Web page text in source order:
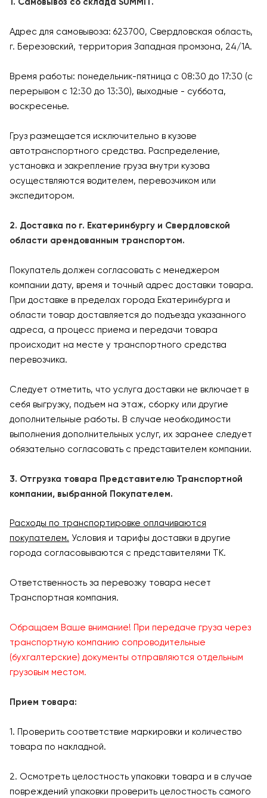
Адрес для самовывоза: 623700, Свердловская область,
г. Березовский, территория Западная промзона, 24/1А.
Время работы: понедельник-пятница с 08:30 до 17:30 (с
перерывом с 12:30 до 13:30), выходные - суббота,
воскресенье.
Груз размещается исключительно в кузове
автотранспортного средства. Распределение,
установка и закрепление груза внутри кузова
осуществляются водителем, перевозчиком или
экспедитором.
2. Доставка по г. Екатеринбургу и Свердловской
области арендованным транспортом.
Покупатель должен согласовать с менеджером
компании дату, время и точный адрес доставки товара.
При доставке в пределах города Екатеринбурга и
области товар доставляется до подъезда указанного
адреса, а процесс приема и передачи товара
происходит на месте у транспортного средства
перевозчика.
Следует отметить, что услуга доставки не включает в
себя выгрузку, подъем на этаж, сборку или другие
дополнительные работы. В случае необходимости
выполнения дополнительных услуг, их заранее следует
обязательно согласовать с представителем компании.
3. Отгрузка товара Представителю Транспортной
компании, выбранной Покупателем.
Расходы по транспортировке оплачиваются
покупателем. Условия и тарифы доставки в другие
города согласовываются с представителями ТК.
Ответственность за перевозку товара несет
Транспортная компания.
Обращаем Ваше внимание! При передаче груза через
транспортную компанию сопроводительные
(бухгалтерские) документы отправляются отдельным
грузовым местом.
Прием товара:
1. Проверить соответствие маркировки и количество
товара по накладной.
2. Осмотреть целостность упаковки товара и в случае
повреждений упаковки проверить целостность самого